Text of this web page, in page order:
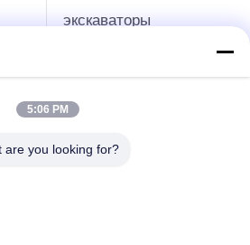
экскаваторы
кучи сжатия
5:06 PM
are you looking for?